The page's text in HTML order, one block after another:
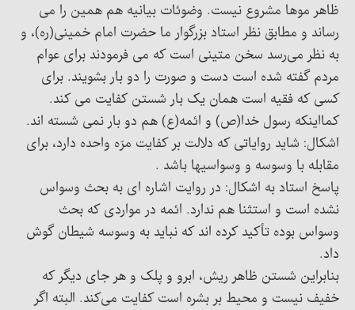
ظاهر مو‌ها مشروع نیست. وضوئات بیانیه هم همین را می
رساند و مطابق نظر استاد بزرگوار ما حضرت امام خمینی(ره)، و
به نظر می‌رسد سخن متینی است که می فرمودند برای عوام
مردم گفته شده است دست و صورت را دو بار بشویند. برای
کسی که فقیه است همان یک بار شستن کفایت می کند.
کمااینکه رسول خدا(ص) و ائمه(ع) هم دو بار نمی شسته اند.
اشکال: شاید روایاتی که دلالت بر کفایت مرّه واحده دارد، برای
مقابله با وسوسه و وسواسیها باشد .
پاسخ استاد به اشکال: در روایت اشاره ای به بحث وسواس
نشده است و استثنا هم ندارد. ائمه در مواردی که بحث
وسواس بوده تأکید کرده اند که نباید به وسوسه شیطان گوش
داد.
بنابراین شستن ظاهر ریش، ابرو و پلک و هر جای دیگر که
خفیف نیست و محیط بر بشره است کفایت می‌کند. البته اگر